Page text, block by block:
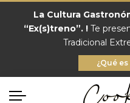
La Cultura
“Ex(s)treno”. ! Te
Tradicional
¿Qué